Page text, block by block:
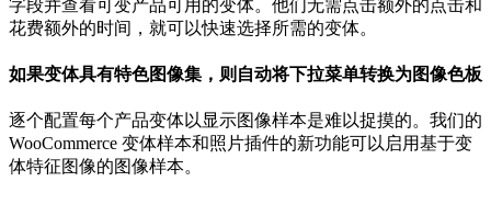
字段并查看可变产品可用的变体。他们无需点击额外的点击和
花费额外的时间，就可以快速选择所需的变体。
如果变体具有特色图像集，则自动将下拉菜单转换为图像色板
逐个配置每个产品变体以显示图像样本是难以捉摸的。我们的
WooCommerce 变体样本和照片插件的新功能可以启用基于变
体特征图像的图像样本。